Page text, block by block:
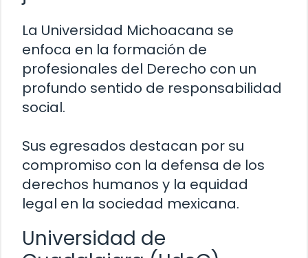
La Universidad Michoacana se
enfoca en la formación de
profesionales del Derecho con un
profundo sentido de responsabilidad
social.
Sus egresados destacan por su
compromiso con la defensa de los
derechos humanos y la equidad
legal en la sociedad mexicana.
Universidad de